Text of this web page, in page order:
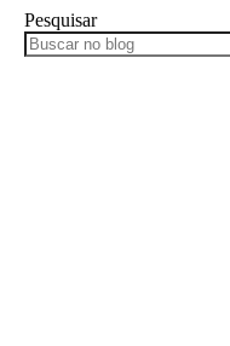
Pesquisar